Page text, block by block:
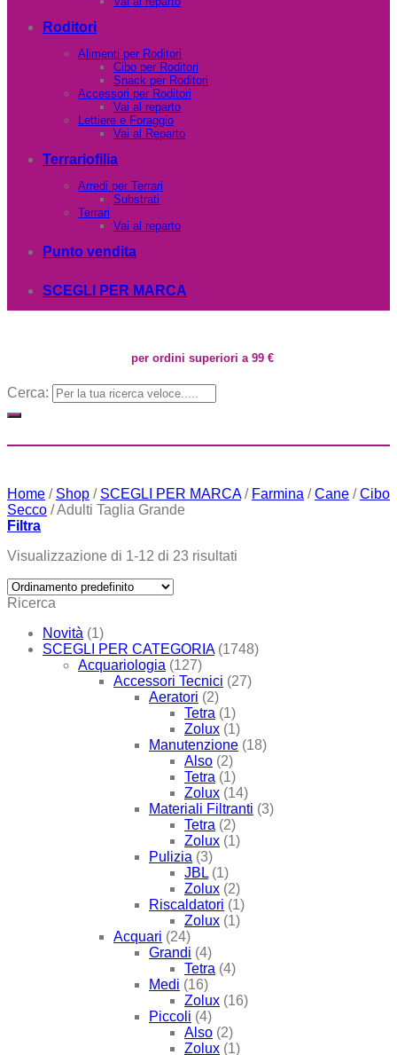
Roditori
Alimenti per Roditori
Cibo per Roditori
Snack per Roditori
Accessori per Roditori
Vai al reparto
Lettiere e Foraggio
Vai al Reparto
Terrariofilia
Arredi per Terrari
Substrati
Terrari
Vai al reparto
Punto vendita
SCEGLI PER MARCA
per ordini superiori a 99 €
Cerca:
Home / Shop / SCEGLI PER MARCA / Farmina / Cane / Cibo
Secco /Adulti Taglia Grande
Filtra
Visualizzazione di 1-12 di 23 risultati
Ricerca
Novità (1)
SCEGLI PER CATEGORIA (1748)
Acquariologia (127)
Accessori Tecnici (27)
Aeratori (2)
Tetra (1)
Zolux (1)
Manutenzione (18)
Also (2)
Tetra (1)
Zolux (14)
Materiali Filtranti (3)
Tetra (2)
Zolux (1)
Pulizia (3)
JBL (1)
Zolux (2)
Riscaldatori (1)
Zolux (1)
Acquari (24)
Grandi (4)
Tetra (4)
Medi (16)
Zolux (16)
Piccoli (4)
Also (2)
Zolux (1)